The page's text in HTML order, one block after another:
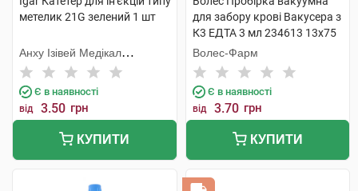
метелик 21G зелений 1 шт
Анху Ізівей Медікал
Сапплайс
Є в наявності
від 3.50 грн
КУПИТИ
для забору крові Вакусера з
К3 ЕДТА 3 мл 234613 13х75
мм фіолетовий 1 шт
Волес-Фарм
Є в наявності
від 3.70 грн
КУПИТИ